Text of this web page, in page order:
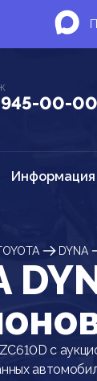
945-00-00
Информация
DYNA
с